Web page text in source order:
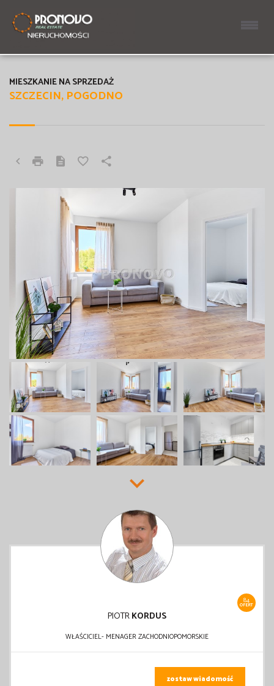
SZCZECIN, POGODNO
MIESZKANIE NA SPRZEDAŻ
84
OFERT
PIOTRKORDUS
WŁAŚCICIEL- MENAGER ZACHODNIOPOMORSKIE
zostaw wiadomość